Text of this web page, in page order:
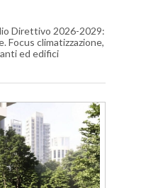
Direttivo 2026-2029:
Focus climatizzazione,
ed edifici